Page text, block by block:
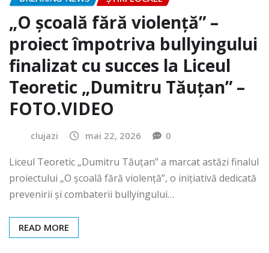
„O școală fără violență” –
proiect împotriva bullyingului
finalizat cu succes la Liceul
Teoretic „Dumitru Tăuțan” –
FOTO.VIDEO
clujazi mai 22, 2026 0
Liceul Teoretic „Dumitru Tăuțan” a marcat astăzi finalul
proiectului „O școală fără violență”, o inițiativă dedicată
prevenirii și combaterii bullyingului…
READ MORE